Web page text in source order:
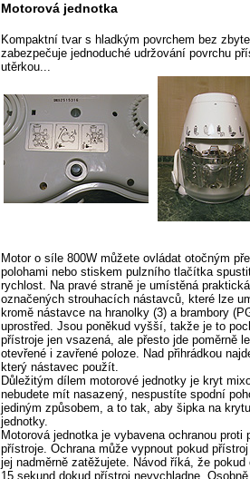
Motorová jednotka
Kompaktní tvar s hladkým povrchem bez
zabezpečuje jednoduché udržování povrchu
utěrkou...
Motor o síle 800W můžete ovládat otočným
polohami nebo stiskem pulzního tlačítka
rychlost. Na pravé straně je umístěná
označených strouhacích nástavců, které lze
kromě nástavce na hranolky (3) a brambory
uprostřed. Jsou poněkud vyšší, takže je to
přístroje jen vsazená, ale přesto jde poměrně
otevřené i zavřené poloze. Nad přihrádkou
který nástavec použít.
Důležitým dílem motorové jednotky je kryt
nebudete mít nasazený, nespustíte spodní
jediným způsobem, a to tak, aby šipka na
jednotky.
Motorová jednotka je vybavena ochranou
přístroje. Ochrana může vypnout pokud
jej nadměrně zatěžujete. Návod říká, že
15 sekund dokud přístroj nevychladne.